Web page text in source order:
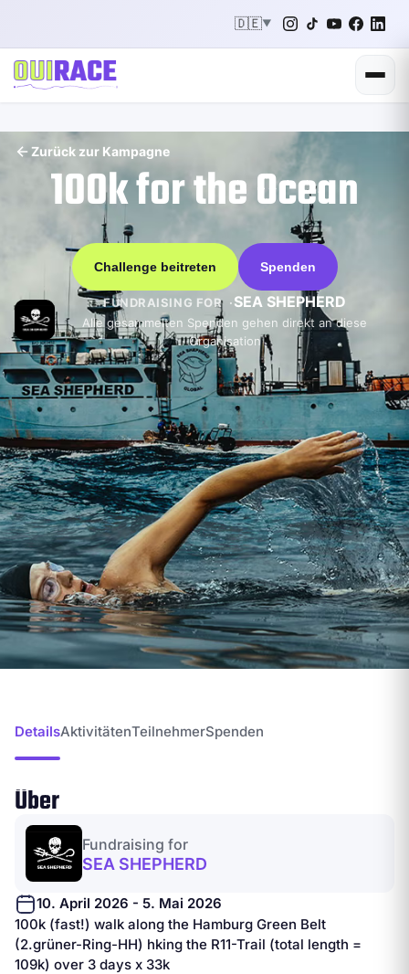
🇩🇪▼
Zurück zur Kampagne
100k for the Ocean
Challenge beitreten Spenden
FUNDRAISING FOR SEA SHEPHERD
Alle gesammelten Spenden gehen direkt an diese
Organisation
DetailsAktivitätenTeilnehmerSpenden
Über
Fundraising for
SEA SHEPHERD
10. April 2026 - 5. Mai 2026
100k (fast!) walk along the Hamburg Green Belt
(2.grüner-Ring-HH) hking the R11-Trail (total length =
109k) over 3 days x 33k